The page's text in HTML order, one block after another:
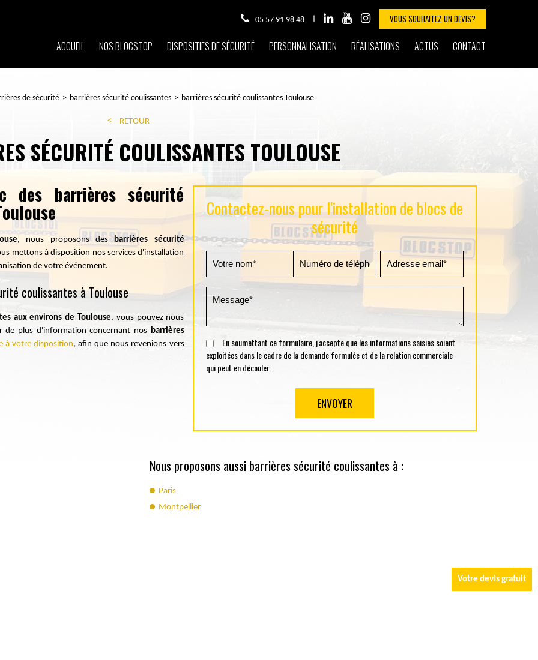
05 57 91 98 48 VOUS SOUHAITEZ UN DEVIS?
ACCUEIL NOS BLOCSTOP DISPOSITIFS DE SÉCURITÉ PERSONNALISATION RÉALISATIONS ACTUS CONTACT
de sécurité barrières sécurité coulissantes barrières sécurité coulissantes Toulouse
RETOUR
SÉCURITÉ COULISSANTES TOULOUSE
des barrières sécurité
, nous proposons desbarrières sécurité
mettons à disposition nos services d'installation
de votre événement.
coulissantes à Toulouse
aux environs de Toulouse, vous pouvez nous
de plus d'information concernant nos barrières
à votre disposition, afin que nous revenions vers
Contactez-nous pour l'installation de blocs de
sécurité
En soumettant ce formulaire, j'accepte que les informations saisies soient
exploitées dans le cadre de la demande formulée et de la relation commerciale
qui peut en découler.
Nous proposons aussi barrières sécurité coulissantes à :
Paris
Montpellier
Votre devis gratuit